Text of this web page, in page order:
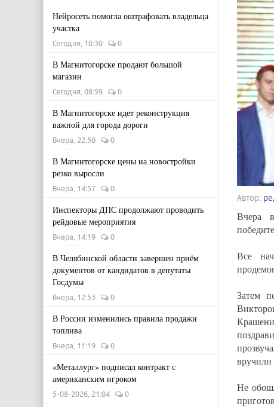
Нейросеть помогла оштрафовать владельца
участка
Сегодня, 10:30 0
В Магнитогорске продают большой
магазин
Сегодня, 08:59 0
В Магнитогорске идет реконструкция
важной для города дороги
Вчера, 22:50 0
В Магнитогорске цены на новостройки
резко выросли
Вчера, 14:57 0
Инспекторы ДПС продолжают проводить
рейдовые мероприятия
Вчера, 14:19 0
В Челябинской области завершен приём
документов от кандидатов в депутаты
Госдумы
Вчера, 12:53 0
В России изменились правила продажи
топлива
Вчера, 11:19 0
«Металлург» подписал контракт с
американским игроком
5-08-2026, 21:04 0
Автор:
Вчера
Все
Затем
Не